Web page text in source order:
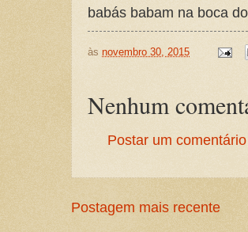
babás babam na boca
às novembro 30, 2015
Nenhum
Postar um comentário
Postagem mais recente